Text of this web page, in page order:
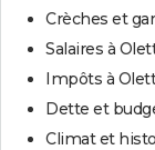
Crèches et
Salaires à
Impôts à
Dette et
Climat et